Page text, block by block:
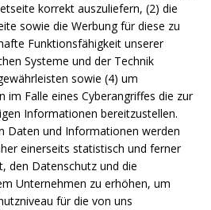
korrekt auszuliefern, (2) die
sowie die Werbung für diese zu
Funktionsfähigkeit unserer
Systeme und der Technik
sowie (4) um
im Falle eines Cyberangriffes die zur
Informationen bereitzustellen.
Daten und Informationen werden
einerseits statistisch und ferner
den Datenschutz und die
Unternehmen zu erhöhen, um
für die von uns